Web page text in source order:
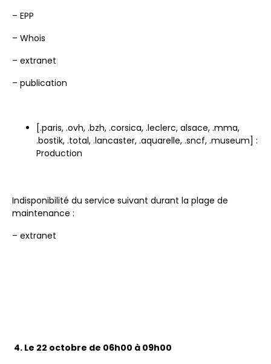
– EPP
– Whois
– extranet
– publication
[.paris, .ovh, .bzh, .corsica, .leclerc, alsace, .mma,
.bostik, .total, .lancaster, .aquarelle, .sncf, .museum] :
Production
Indisponibilité du service suivant durant la plage de
maintenance :
– extranet
4. Le 22 octobre de 06h00 à 09h00